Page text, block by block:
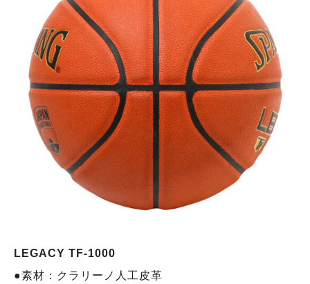
LEGACY TF-1000
●素材：クラリーノ人工皮革